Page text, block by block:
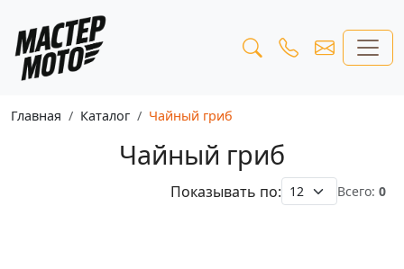
Главная Каталог Чайный гриб
Чайный гриб
Показывать по: Всего: 0